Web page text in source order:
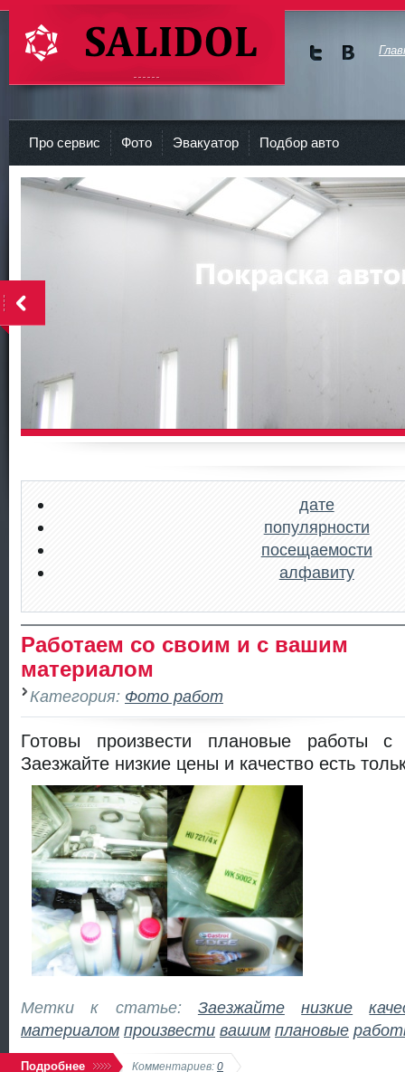
СТО Салидол | salidol в СПб и ЛО
Про сервис Фото Эвакуатор Подбор авто
дате
популярности
посещаемости
алфавиту
Работаем со своим и с вашим
материалом
Категория: Фото работ
Готовы произвести плановые работы
Заезжайте низкие цены и качество есть
Метки к статье: Заезжайте низкие
материалом произвести вашим плановые
Подробнее Комментариев: 0